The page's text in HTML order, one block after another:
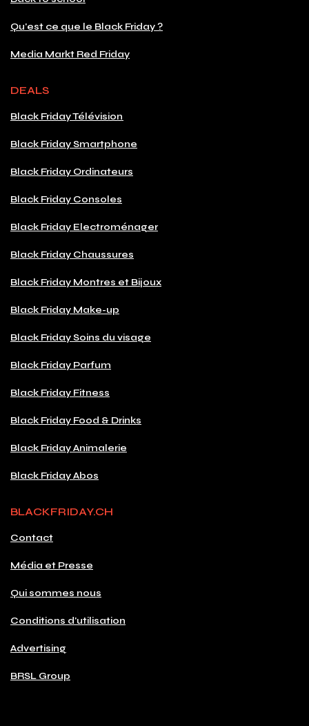
Qu'est ce que le Black Friday ?
Media Markt Red Friday
DEALS
Black Friday Télévision
Black Friday Smartphone
Black Friday Ordinateurs
Black Friday Consoles
Black Friday Electroménager
Black Friday Chaussures
Black Friday Montres et Bijoux
Black Friday Make-up
Black Friday Soins du visage
Black Friday Parfum
Black Friday Fitness
Black Friday Food & Drinks
Black Friday Animalerie
Black Friday Abos
BLACKFRIDAY.CH
Contact
Média et Presse
Qui sommes nous
Conditions d'utilisation
Advertising
BRSL Group